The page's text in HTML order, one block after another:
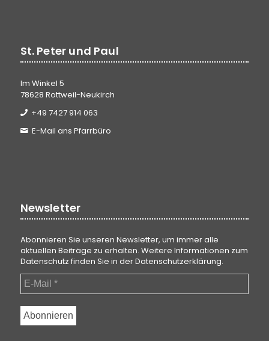
St. Peter und Paul
Im Winkel 5
78628 Rottweil-Neukirch
+49 7427 914 063
E-Mail ans Pfarrbüro
Newsletter
Abonnieren Sie unseren Newsletter, um immer alle
aktuellen Beiträge zu erhalten. Weitere Informationen zum
Datenschutz finden Sie in derDatenschutzerklärung.